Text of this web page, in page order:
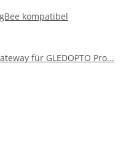
kompatibel